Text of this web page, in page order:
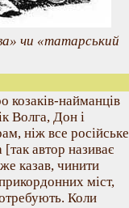
чи «татарський
козаків-найманців
Волга, Дон і
ніж все російське
автор називає
казав, чинити
міст,
Коли